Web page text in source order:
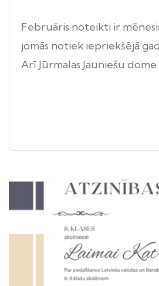
Februāris noteikti ir
jomās notiek iepriekšējā
Arī Jūrmalas Jauniešu